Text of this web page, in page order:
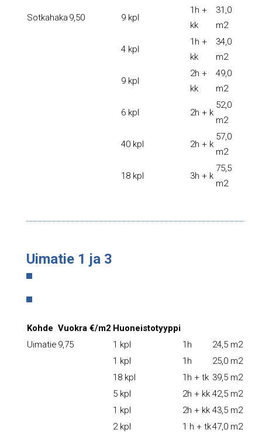
Sotkahaka 9,50 9 kpl
1h +
kk
31,0
m2
4 kpl
1h +
kk
34,0
m2
9 kpl
2h +
kk
49,0
m2
6 kpl 2h + k
52,0
m2
40 kpl 2h + k
57,0
m2
18 kpl 3h + k
75,5
m2
Uimatie 1 ja 3
Kohde Vuokra €/m2 Huoneistotyyppi
Uimatie 9,75 1 kpl 1h
24,5 m2
1 kpl
1h
25,0 m2
18 kpl
1h + tk 39,5 m2
5 kpl
2h + kk 42,5 m2
1 kpl
2h + kk 43,5 m2
2 kpl
1 h + tk47,0 m2